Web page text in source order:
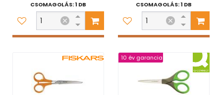
CSOMAGOLÁS: 1 DB CSOMAGOLÁS: 1 DB
10 év garancia